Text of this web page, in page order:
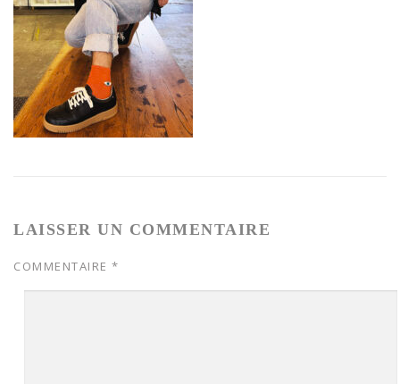
LAISSER UN COMMENTAIRE
COMMENTAIRE *